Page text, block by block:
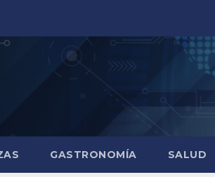
GASTRONOMÍA SALUD